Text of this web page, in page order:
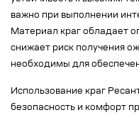
важно при выполнении
Материал краг обладает
снижает риск получения
необходимы для
Использование краг
безопасность и комфорт